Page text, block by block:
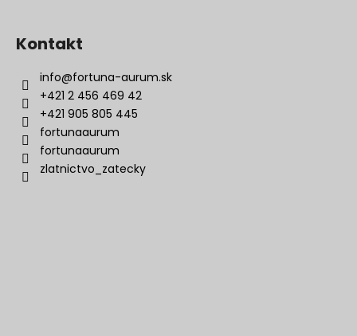
Kontakt
info@fortuna-aurum.sk
+421 2 456 469 42
+421 905 805 445
fortunaaurum
fortunaaurum
zlatnictvo_zatecky